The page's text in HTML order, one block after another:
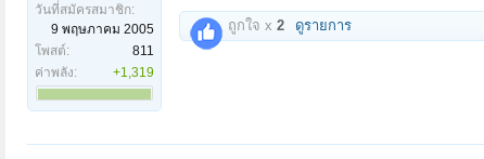
วันที่สมัครสมาชิก:
9 พฤษภาคม 2005
โพสต์:
811
ค่าพลัง:
+1,319
ถูกใจ x 2 ดูรายการ